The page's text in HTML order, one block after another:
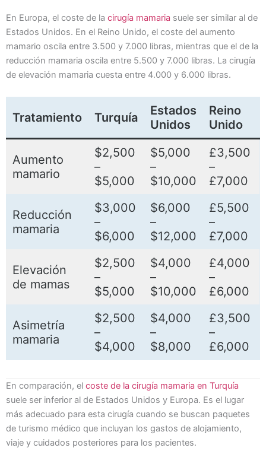
En Europa, el coste de la cirugía mamaria suele ser similar al de
Estados Unidos. En el Reino Unido, el coste del aumento
mamario oscila entre 3.500 y 7.000 libras, mientras que el de la
reducción mamaria oscila entre 5.500 y 7.000 libras. La cirugía
de elevación mamaria cuesta entre 4.000 y 6.000 libras.
Tratamiento Turquía
Estados
Unidos
Reino
Unido
Aumento
mamario
$2,500
–
$5,000
$5,000
–
$10,000
£3,500
–
£7,000
Reducción
mamaria
$3,000
–
$6,000
$6,000
–
$12,000
£5,500
–
£7,000
Elevación
de mamas
$2,500
–
$5,000
$4,000
–
$10,000
£4,000
–
£6,000
Asimetría
mamaria
$2,500
–
$4,000
$4,000
–
$8,000
£3,500
–
£6,000
En comparación, el coste de la cirugía mamaria en Turquía
suele ser inferior al de Estados Unidos y Europa. Es el lugar
más adecuado para esta cirugía cuando se buscan paquetes
de turismo médico que incluyan los gastos de alojamiento,
viaje y cuidados posteriores para los pacientes.